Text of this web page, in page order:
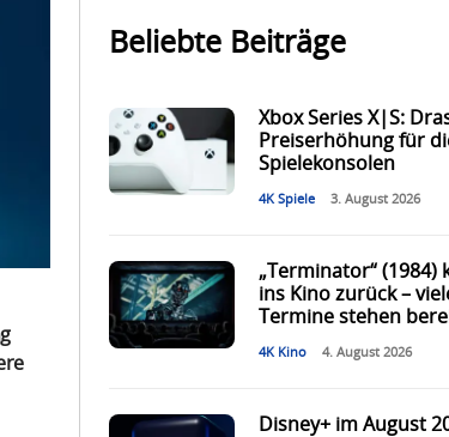
Beliebte Beiträge
Xbox Series X|S:
Preiserhöhung für
Spielekonsolen
4K Spiele 3. August 2026
„Terminator“ (1984)
ins Kino zurück –
Termine stehen
4K Kino 4. August 2026
Disney+ im August